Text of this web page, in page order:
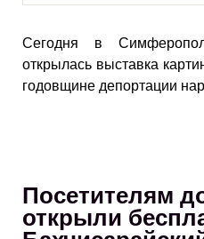
Сегодня в
открылась выставка
годовщине депортации
Посетителям
открыли